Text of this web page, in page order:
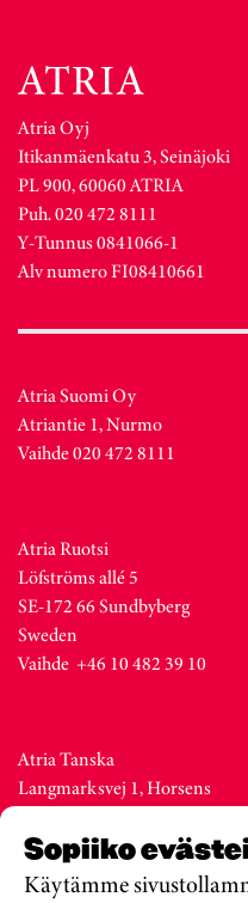
Sopiiko
Käytämme
Atria Oyj
Itikanmäenkatu 3, Seinäjoki
PL 900, 60060 ATRIA
Puh. 020 472 8111
Y-Tunnus 0841066-1
Alv numero FI08410661
Atria Suomi Oy
Atriantie 1, Nurmo
Vaihde 020 472 8111
Atria Ruotsi
Löfströms allé 5
SE-172 66 Sundbyberg
Sweden
Vaihde +46 10 482 39 10
Atria Tanska
Langmarksvej 1, Horsens
Denmark
Vaihde +45 76 28 25 00